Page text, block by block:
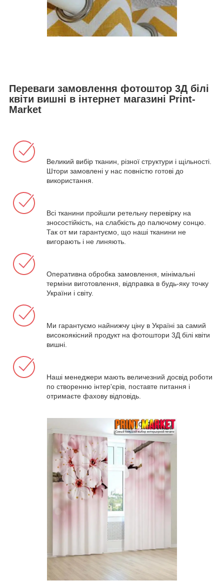
Переваги замовлення фотоштор 3Д білі
квіти вишні в інтернет магазині Print-
Market
Великий вибір тканин, різної структури і щільності.
Штори замовлені у нас повністю готові до
використання.
Всі тканини пройшли ретельну перевірку на
зносостійкість, на слабкість до палючому сонцю.
Так от ми гарантуємо, що наші тканини не
вигорають і не линяють.
Оперативна обробка замовлення, мінімальні
терміни виготовлення, відправка в будь-яку точку
України і світу.
Ми гарантуємо найнижчу ціну в Україні за самий
високоякісний продукт на фотоштори 3Д білі квіти
вишні.
Наші менеджери мають величезний досвід роботи
по створенню інтер'єрів, поставте питання і
отримаєте фахову відповідь.